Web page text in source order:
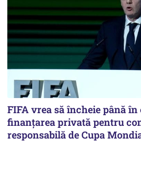
FIFA vrea să încheie până
finanțarea privată pentru
responsabilă de Cupa